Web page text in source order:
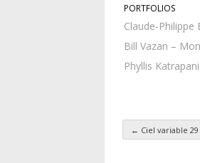
PORTFOLIOS
Claude-Philippe
Bill Vazan –
Phyllis
← Ciel variable 29